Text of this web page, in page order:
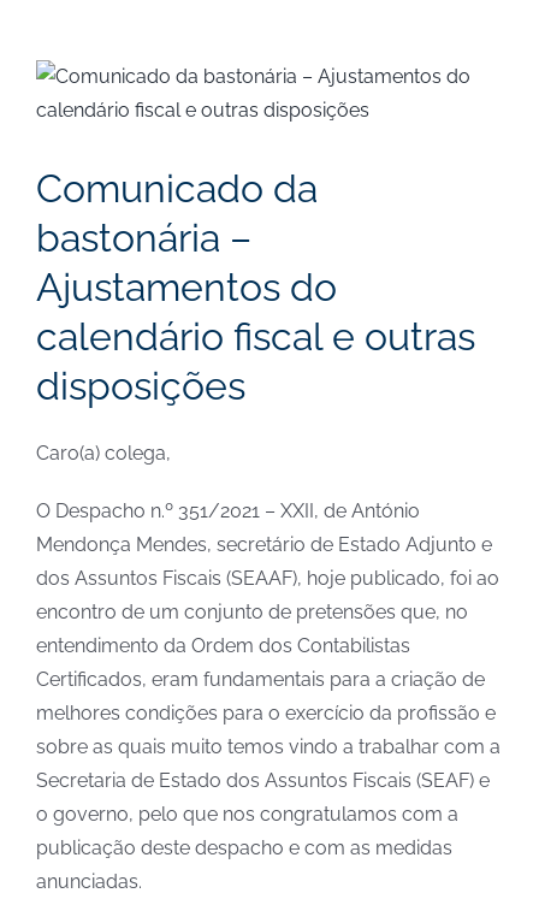
View
Larger
Comunicado da
bastonária –
Ajustamentos do
calendário fiscal e outras
disposições
Caro(a) colega,
O Despacho n.º 351/2021 – XXII, de António
Mendonça Mendes, secretário de Estado Adjunto e
dos Assuntos Fiscais (SEAAF), hoje publicado, foi ao
encontro de um conjunto de pretensões que, no
entendimento da Ordem dos Contabilistas
Certificados, eram fundamentais para a criação de
melhores condições para o exercício da profissão e
sobre as quais muito temos vindo a trabalhar com a
Secretaria de Estado dos Assuntos Fiscais (SEAF) e
o governo, pelo que nos congratulamos com a
publicação deste despacho e com as medidas
anunciadas.